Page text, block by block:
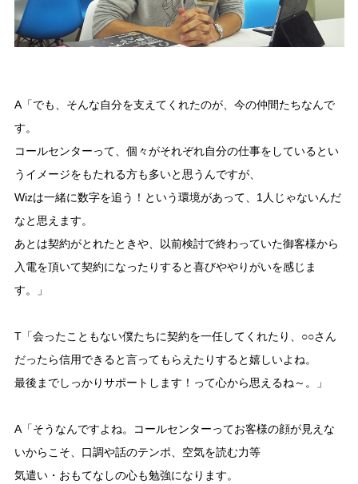
A「でも、そんな自分を支えてくれたのが、今の仲間たちなんで
す。
コールセンターって、個々がそれぞれ自分の仕事をしているとい
うイメージをもたれる方も多いと思うんですが、
Wizは一緒に数字を追う！という環境があって、1人じゃないんだ
なと思えます。
あとは契約がとれたときや、以前検討で終わっていた御客様から
入電を頂いて契約になったりすると喜びややりがいを感じま
す。」
T「会ったこともない僕たちに契約を一任してくれたり、○○さん
だったら信用できると言ってもらえたりすると嬉しいよね。
最後までしっかりサポートします！って心から思えるね～。」
A「そうなんですよね。コールセンターってお客様の顔が見えな
いからこそ、口調や話のテンポ、空気を読む力等
気遣い・おもてなしの心も勉強になります。